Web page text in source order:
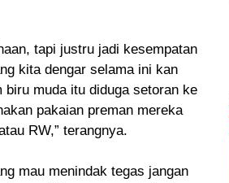
tapi justru jadi kesempatan
kita dengar selama ini kan
muda itu diduga setoran ke
pakaian preman mereka
RW,” terangnya.
mau menindak tegas jangan